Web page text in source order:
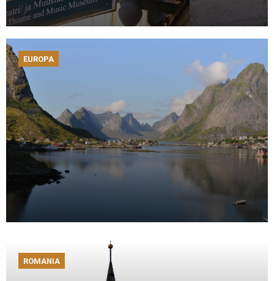
EUROPA
ROMANIA